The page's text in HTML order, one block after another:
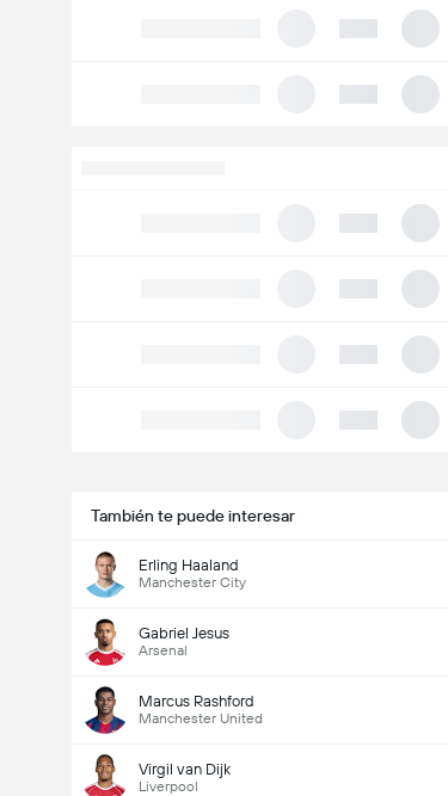
También te puede interesar
Erling Haaland
Manchester City
Gabriel Jesus
Arsenal
Marcus Rashford
Manchester United
Virgil van Dijk
Liverpool